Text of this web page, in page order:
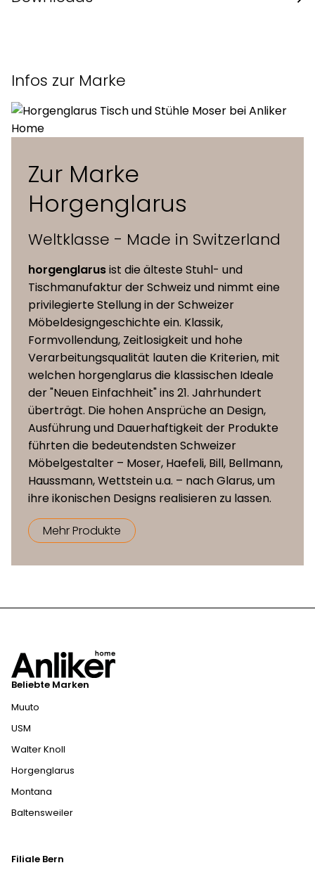
Hinterfüsse und
Rücken
gebogenes Massivholz
Extras
Sitzhöhe 46 cm
Infos zur Marke
Zur Marke
Horgenglarus
Weltklasse - Made in Switzerland
horgenglarusist die älteste Stuhl- und
Tischmanufaktur der Schweiz und nimmt eine
privilegierte Stellung in der Schweizer
Möbeldesigngeschichte ein. Klassik,
Formvollendung, Zeitlosigkeit und hohe
Verarbeitungsqualität lauten die Kriterien, mit
welchen horgenglarus die klassischen Ideale
der "Neuen Einfachheit" ins 21. Jahrhundert
überträgt. Die hohen Ansprüche an Design,
Ausführung und Dauerhaftigkeit der Produkte
führten die bedeutendsten Schweizer
Möbelgestalter – Moser, Haefeli, Bill, Bellmann,
Haussmann, Wettstein u.a. – nach Glarus, um
ihre ikonischen Designs realisieren zu lassen.
Mehr Produkte
Beliebte Marken
Muuto
USM
Walter Knoll
Horgenglarus
Montana
Baltensweiler
Filiale Bern